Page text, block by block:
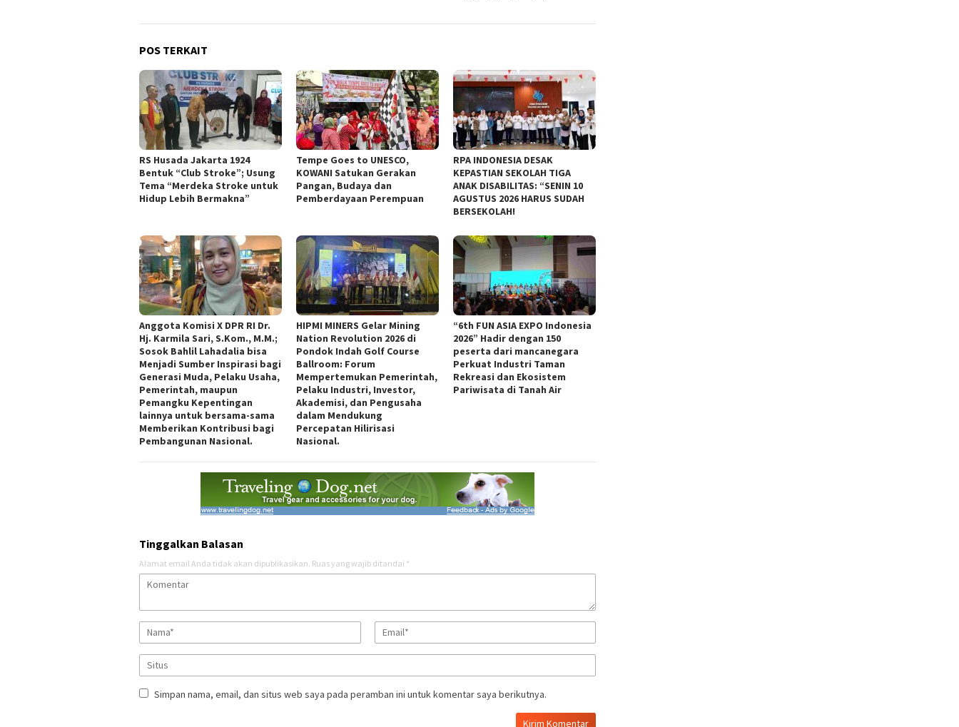
POS TERKAIT
RS Husada Jakarta 1924
Bentuk “Club Stroke”; Usung
Tema “Merdeka Stroke untuk
Hidup Lebih Bermakna”
Tempe Goes to UNESCO,
KOWANI Satukan Gerakan
Pangan, Budaya dan
Pemberdayaan Perempuan
RPA INDONESIA DESAK
KEPASTIAN SEKOLAH TIGA
ANAK DISABILITAS: “SENIN 10
AGUSTUS 2026 HARUS SUDAH
BERSEKOLAH!
Anggota Komisi X DPR RI Dr.
Hj. Karmila Sari, S.Kom., M.M.;
Sosok Bahlil Lahadalia bisa
Menjadi Sumber Inspirasi bagi
Generasi Muda, Pelaku Usaha,
Pemerintah, maupun
Pemangku Kepentingan
lainnya untuk bersama-sama
Memberikan Kontribusi bagi
Pembangunan Nasional.
HIPMI MINERS Gelar Mining
Nation Revolution 2026 di
Pondok Indah Golf Course
Ballroom: Forum
Mempertemukan Pemerintah,
Pelaku Industri, Investor,
Akademisi, dan Pengusaha
dalam Mendukung
Percepatan Hilirisasi
Nasional.
“6th FUN ASIA EXPO Indonesia
2026” Hadir dengan 150
peserta dari mancanegara
Perkuat Industri Taman
Rekreasi dan Ekosistem
Pariwisata di Tanah Air
Tinggalkan Balasan
Alamat email Anda tidak akan dipublikasikan. Ruas yang wajib ditandai *
Simpan nama, email, dan situs web saya pada peramban ini untuk komentar saya berikutnya.